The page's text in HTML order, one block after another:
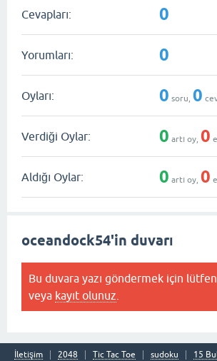
Cevapları: 0
Yorumları: 0
Oyları: 0 soru, 0
Verdiği Oylar: 0 artı oy, 0
Aldığı Oylar: 0 artı oy, 0
oceandock54'in duvarı
Bu duvara yazı göndermek için lütfen
veya kayıt olunuz
İletişim 2048 Tic Tac Toe sudoku 15